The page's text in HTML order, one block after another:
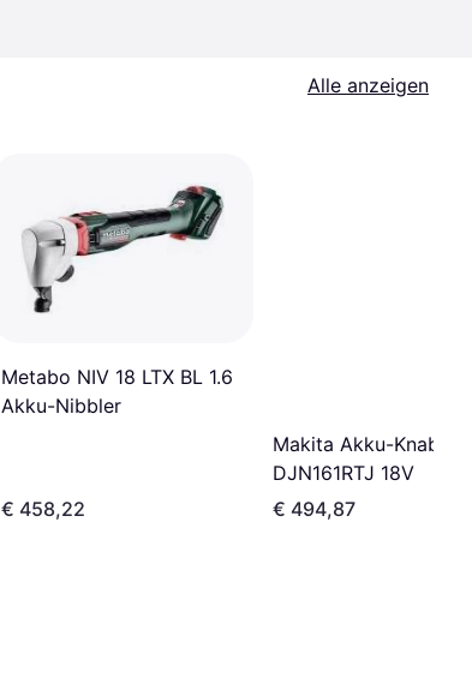
Alle anzeigen
Metabo NIV 18 LTX BL 1.6
Akku-Nibbler
€ 458,22
Makita Akku-Knabber
DJN161RTJ 18V
€ 494,87